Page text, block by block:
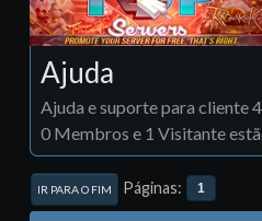
Ajuda
Ajuda e suporte para cliente
0 Membros e 1 Visitante
IR PARA O FIM Páginas 1